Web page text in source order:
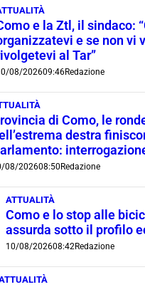
e la Ztl, il sindaco:
e se non vi
al Tar”
08/202609:46Redazione
di Como, le
destra
08/202608:50 Redazione
ATTUALITÀ
Como e lo stop alle
assurda sotto il profilo
10/08/202608:42Redazione